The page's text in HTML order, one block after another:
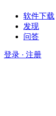
软件下载
发现
问答
登录 · 注册